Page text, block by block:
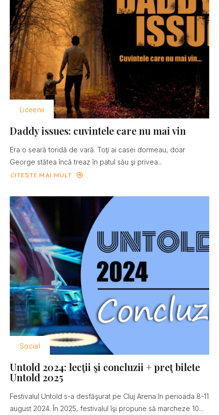
Liceenii
Daddy issues: cuvintele care nu mai vin
Era o seară toridă de vară. Toţi ai casei dormeau, doar
George stătea încă treaz în patul său şi privea...
CITEȘTE MAI MULT
Social
Untold 2024: lecţii şi concluzii + preţ bilete
Untold 2025
Festivalul Untold s-a desfăşurat pe Cluj Arena în perioada 8-11
august 2024. În 2025, festivalul îşi propune să marcheze 10...